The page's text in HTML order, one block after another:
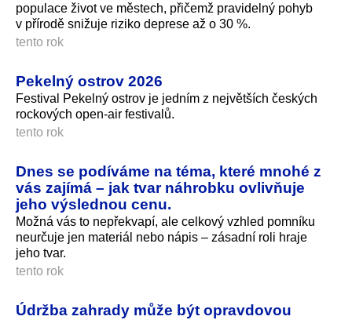
populace život ve městech, přičemž pravidelný pohyb
v přírodě snižuje riziko deprese až o 30 %.
tento rok
Pekelný ostrov 2026
Festival Pekelný ostrov je jedním z největších českých
rockových open-air festivalů.
tento rok
Dnes se podíváme na téma, které mnohé z
vás zajímá – jak tvar náhrobku ovlivňuje
jeho výslednou cenu.
Možná vás to nepřekvapí, ale celkový vzhled pomníku
neurčuje jen materiál nebo nápis – zásadní roli hraje
jeho tvar.
tento rok
Údržba zahrady může být opravdovou